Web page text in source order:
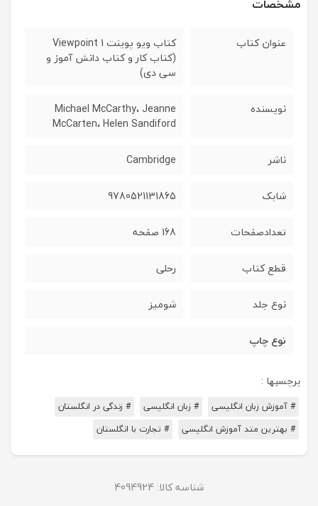
مشخصات
عنوان کتاب
کتاب ویو پوینت Viewpoint 1
(کتاب کار و کتاب دانش آموز و
سی دی)
نویسنده
Michael McCarthy، Jeanne
McCarten، Helen Sandiford
ناشر Cambridge
شابک 9780521131865
تعدادصفحات 168 صفحه
قطع کتاب رحلی
نوع جلد شومیز
نوع چاپ
برچسبها :
# آموزش زبان انگلیسی # زبان انگلیسی
# زندگی در انگلستان
# بهترین متد آموزش انگلیسی
# تجارت با انگلستان
شناسه کالا: 4094924